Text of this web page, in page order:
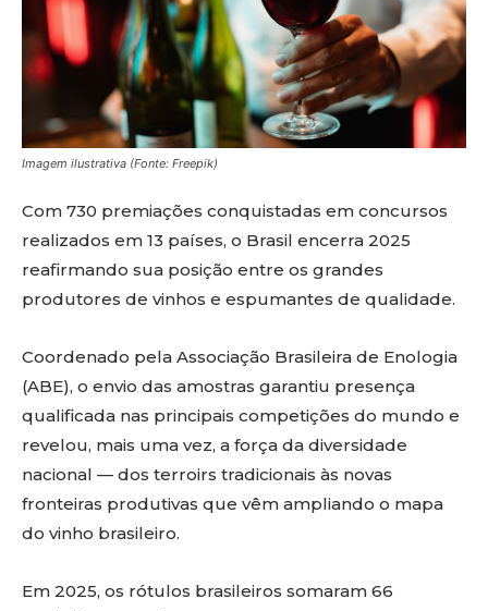
Imagem ilustrativa (Fonte: Freepik)
Com 730 premiações conquistadas em concursos
realizados em 13 países, o Brasil encerra 2025
reafirmando sua posição entre os grandes
produtores de vinhos e espumantes de qualidade.
Coordenado pela Associação Brasileira de Enologia
(ABE), o envio das amostras garantiu presença
qualificada nas principais competições do mundo e
revelou, mais uma vez, a força da diversidade
nacional — dos terroirs tradicionais às novas
fronteiras produtivas que vêm ampliando o mapa
do vinho brasileiro.
Em 2025, os rótulos brasileiros somaram 66